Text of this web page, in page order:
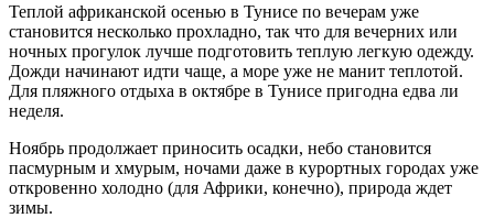
Теплой африканской осенью в Тунисе по вечерам уже
становится несколько прохладно, так что для вечерних или
ночных прогулок лучше подготовить теплую легкую одежду.
Дожди начинают идти чаще, а море уже не манит теплотой.
Для пляжного отдыха в октябре в Тунисе пригодна едва ли
неделя.
Ноябрь продолжает приносить осадки, небо становится
пасмурным и хмурым, ночами даже в курортных городах уже
откровенно холодно (для Африки, конечно), природа ждет
зимы.